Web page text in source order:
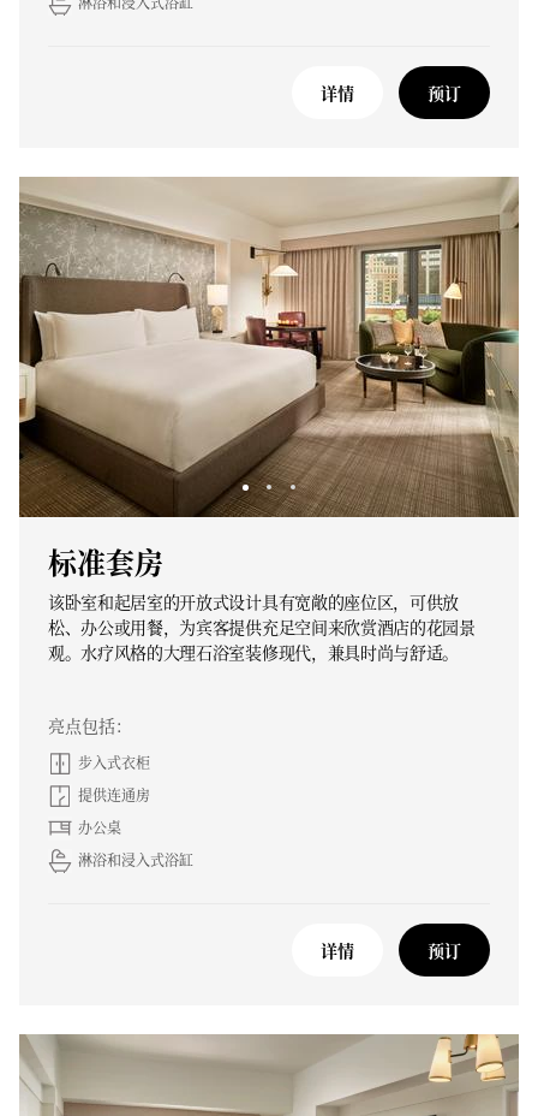
详情 预订
标准套房
该卧室和起居室的开放式设计具有宽敞的座位区，可供放
松、办公或用餐，为宾客提供充足空间来欣赏酒店的花园景
观。水疗风格的大理石浴室装修现代，兼具时尚与舒适。
亮点包括：
步入式衣柜
提供连通房
办公桌
淋浴和浸入式浴缸
详情 预订